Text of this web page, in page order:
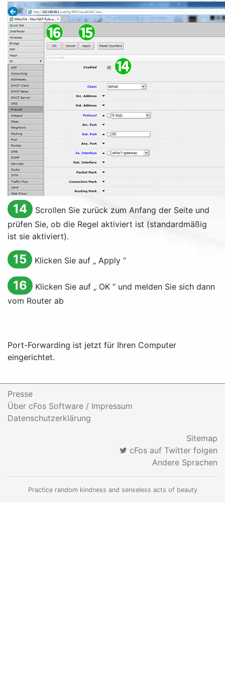
14
Scrollen Sie zurück zum Anfang der Seite und
prüfen Sie, ob die Regel aktiviert ist (standardmäßig
ist sie aktiviert).
15 Klicken Sie auf „ Apply“
16 Klicken Sie auf „ OK“ und melden Sie sich dann
vom Router ab
Port-Forwarding ist jetzt für Ihren Computer
eingerichtet.
Presse
Über cFos Software / Impressum
Datenschutzerklärung
Sitemap
cFos auf Twitter folgen
Andere Sprachen
Practice random kindness and senseless acts of beauty